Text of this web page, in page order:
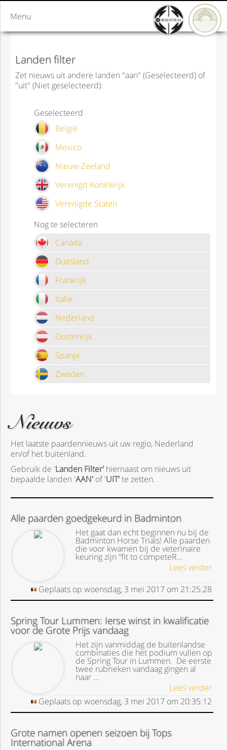
Menu
Landen filter
Zet nieuws uit andere landen "aan" (Geselecteerd) of
"uit" (Niet geselecteerd):
Geselecteerd
België
Mexico
Nieuw-Zeeland
Verenigd Koninkrijk
Verenigde Staten
Nog te selecteren
Canada
Duitsland
Frankrijk
Italie
Nederland
Oostenrijk
Spanje
Zweden
Nieuws
Het laatste paardennieuws uit uw regio, Nederland
en/of het buitenland.
Gebruik de 'Landen Filter' hiernaast om nieuws uit
bepaalde landen 'AAN' of 'UIT'te zetten.
Alle paarden goedgekeurd in Badminton
Het gaat dan echt beginnen nu bij de
Badminton Horse Trials! Alle paarden
die voor kwamen bij de veterinaire
keuring zijn “fit to competeR...
Lees verder
Geplaats op woensdag, 3 mei 2017 om 21:25:28
Spring Tour Lummen: Ierse winst in kwalificatie
voor de Grote Prijs vandaag
Het zijn vanmiddag de buitenlandse
combinaties die het podium vullen op
de Spring Tour in Lummen. De eerste
twee rubrieken vandaag gingen al
naar ...
Lees verder
Geplaats op woensdag, 3 mei 2017 om 20:35:12
Grote namen openen seizoen bij Tops
International Arena